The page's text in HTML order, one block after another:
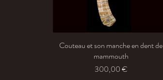
Aperçu rapide
Couteau et son manche en dent de
mammouth
Prix
300,00 €